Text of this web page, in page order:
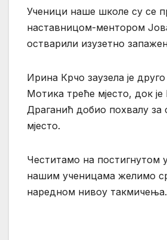
Ученици наше школе су се
наставницом-ментором
остварили изузетно
Ирина Крчо заузела је
Мотика треће мјесто, док је
Драганић добио похвалу за
мјесто.
Честитамо на постигнутом
нашим ученицама желимо
наредном нивоу такмичења.